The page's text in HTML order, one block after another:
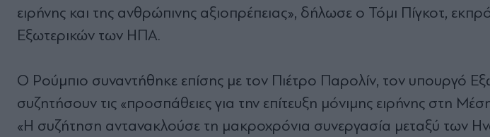
ειρήνης και της ανθρώπινης αξιοπρέπειας», δήλωσε ο Τόμι Πίγκοτ,
Εξωτερικών των ΗΠΑ.
Ο Ρούμπιο συναντήθηκε επίσης με τον Πιέτρο Παρολίν, τον υπουργό
συζητήσουν τις «προσπάθειες για την επίτευξη μόνιμης ειρήνης στη
«Η συζήτηση αντανακλούσε τη μακροχρόνια συνεργασία μεταξύ των